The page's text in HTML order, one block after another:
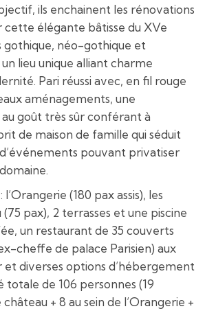
ils enchainent les rénovations
élégante bâtisse du XVe
gothique, néo-gothique et
lieu unique alliant charme
Pari réussi avec, en fil rouge
aménagements, une
goût très sûr conférant à
de maison de famille qui séduit
pouvant privatiser
(180 pax assis), les
(75 pax), 2 terrasses et une piscine
un restaurant de 35 couverts
cheffe de palace Parisien) aux
et diverses options d’hébergement
totale de 106 personnes (19
+ 8 au sein de l’Orangerie +